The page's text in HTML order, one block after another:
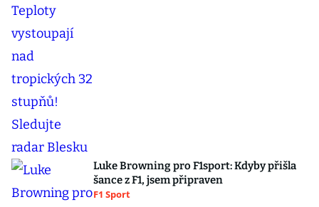
Luke Browning pro F1sport: Kdyby přišla
šance z F1, jsem připraven
F1 Sport